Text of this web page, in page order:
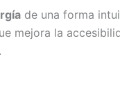
de una forma
mejora la